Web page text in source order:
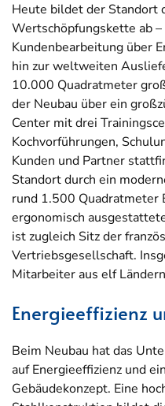
Heute bildet der Standort
Wertschöpfungskette ab
Kundenbearbeitung über
hin zur weltweiten
10.000 Quadratmeter
der Neubau über ein
Center mit drei
Kochvorführungen,
Kunden und Partner
Standort durch ein
rund 1.500 Quadratmeter
ergonomisch
ist zugleich Sitz der
Vertriebsgesellschaft.
Mitarbeiter aus elf
Energieeffizienz
Beim Neubau hat das
auf Energieeffizienz und
Gebäudekonzept. Eine